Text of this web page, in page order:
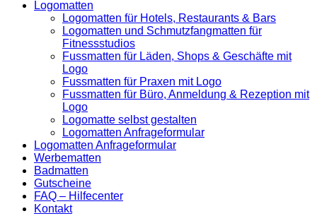
Logomatten
Logomatten für Hotels, Restaurants & Bars
Logomatten und Schmutzfangmatten für
Fitnessstudios
Fussmatten für Läden, Shops & Geschäfte mit
Logo
Fussmatten für Praxen mit Logo
Fussmatten für Büro, Anmeldung & Rezeption mit
Logo
Logomatte selbst gestalten
Logomatten Anfrageformular
Logomatten Anfrageformular
Werbematten
Badmatten
Gutscheine
FAQ – Hilfecenter
Kontakt